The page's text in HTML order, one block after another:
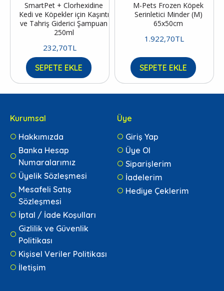
SmartPet + Clorhexidine
Kedi ve Köpekler için Kaşıntı
ve Tahriş Giderici Şampuan
250ml
232,70TL
SEPETE EKLE
M-Pets Frozen Köpek
Serinletici Minder (M)
65x50cm
1.922,70TL
SEPETE EKLE
Kurumsal
Hakkımızda
Banka Hesap
Numaralarımız
Üyelik Sözleşmesi
Mesafeli Satış
Sözleşmesi
İptal / İade Koşulları
Gizlilik ve Güvenlik
Politikası
Kişisel Veriler Politikası
İletişim
Üye
Giriş Yap
Üye Ol
Siparişlerim
İadelerim
Hediye Çeklerim